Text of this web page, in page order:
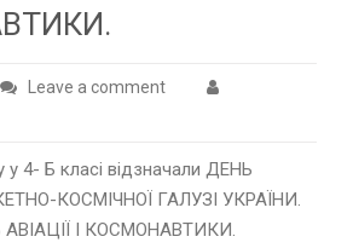
Leave a comment
у 4- Б класі відзначали ДЕНЬ
КОСМІЧНОЇ ГАЛУЗІ УКРАЇНИ.
І КОСМОНАВТИКИ.